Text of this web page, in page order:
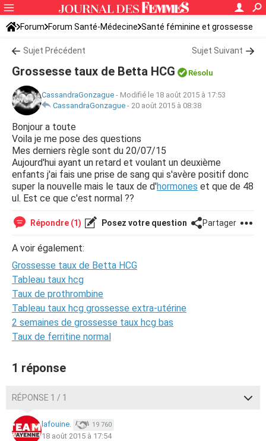
Forum Forum Santé-Médecine Santé féminine et grossesse
Sujet Précédent Sujet Suivant
Grossesse taux de Betta HCG Résolu
CassandraGonzague - Modifié le 18 août 2015 à 17:53
CassandraGonzague - 20 août 2015 à 08:38
Bonjour a toute
Voila je me pose des questions
Mes derniers règle sont du 20/07/15
Aujourd'hui ayant un retard et voulant un deuxième
enfants j'ai fais une prise de sang qui s'avère positif donc
super la nouvelle mais le taux de d'hormones et que de 48
ul. Est ce que c'est normal ??
Répondre (1) Posez votre question Partager
A voir également:
Grossesse taux de Betta HCG
Tableau taux hcg
Taux de prothrombine
Tableau taux hcg grossesse extra-utérine
2 semaines de grossesse taux hcg bas
Taux de ferritine normal
1 réponse
RÉPONSE 1 / 1
lafouine. 19 760
18 août 2015 à 17:54